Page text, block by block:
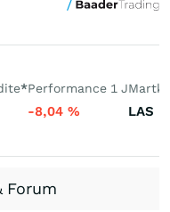
*Performance 1 J
-8,04 % LAS
Forum